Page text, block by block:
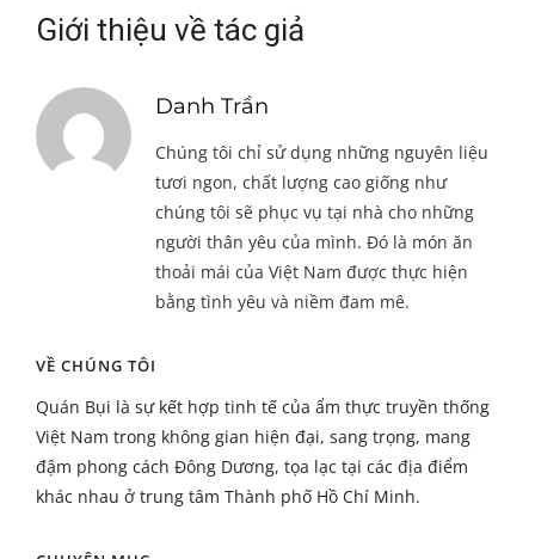
Giới thiệu về tác giả
Danh Trần
Chúng tôi chỉ sử dụng những nguyên liệu
tươi ngon, chất lượng cao giống như
chúng tôi sẽ phục vụ tại nhà cho những
người thân yêu của mình. Đó là món ăn
thoải mái của Việt Nam được thực hiện
bằng tình yêu và niềm đam mê.
VỀ CHÚNG TÔI
Quán Bụi là sự kết hợp tinh tế của ẩm thực truyền thống
Việt Nam trong không gian hiện đại, sang trọng, mang
đậm phong cách Đông Dương, tọa lạc tại các địa điểm
khác nhau ở trung tâm Thành phố Hồ Chí Minh.